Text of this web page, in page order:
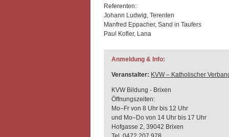
Referenten:
Johann Ludwig, Terenten
Manfred Eppacher, Sand in Taufers
Paul Kofler, Lana
Anmeldung & Info:
Veranstalter: KVW – Katholischer
KVW Bildung - Brixen
Öffnungszeiten:
Mo–Fr von 8 Uhr bis 12 Uhr
und Mo–Do von 14 Uhr bis 17 Uhr
Hofgasse 2, 39042 Brixen